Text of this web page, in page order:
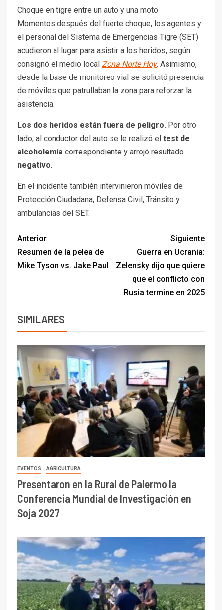
Choque en tigre entre un auto y una moto
Momentos después del fuerte choque, los agentes y
el personal del Sistema de Emergencias Tigre (SET)
acudieron al lugar para asistir a los heridos, según
consignó el medio local Zona Norte Hoy. Asimismo,
desde la base de monitoreo vial se solicitó presencia
de móviles que patrullaban la zona para reforzar la
asistencia.
Los dos heridos están fuera de peligro. Por otro
lado, al conductor del auto se le realizó el test de
alcoholemia correspondiente y arrojó resultado
negativo.
En el incidente también intervinieron móviles de
Protección Ciudadana, Defensa Civil, Tránsito y
ambulancias del SET.
Anterior
Resumen de la pelea de
Mike Tyson vs. Jake Paul
Siguiente
Guerra en Ucrania:
Zelensky dijo que quiere
que el conflicto con
Rusia termine en 2025
SIMILARES
EVENTOS AGRICULTURA
Presentaron en la Rural de Palermo la
Conferencia Mundial de Investigación en
Soja 2027